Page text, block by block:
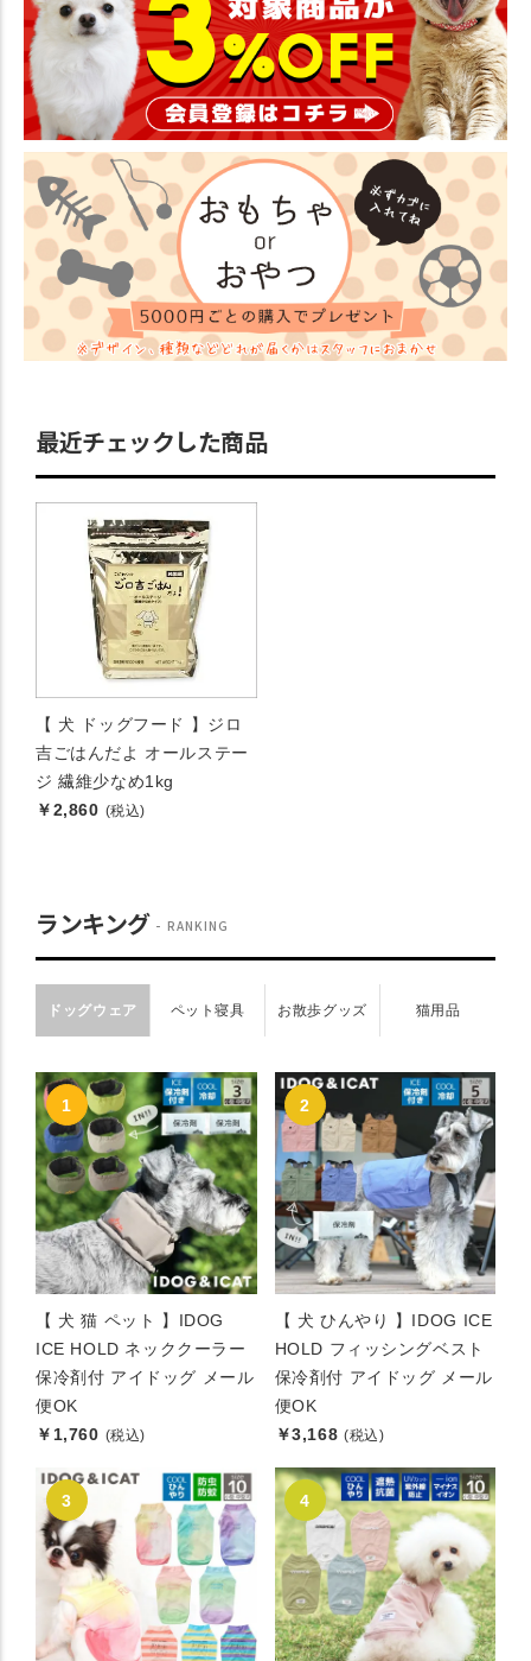
最近チェックした商品
【 犬 ドッグフード 】ジロ
吉ごはんだよ オールステー
ジ 繊維少なめ1kg
￥2,860 (税込)
ランキング RANKING
ドッグウェア ペット寝具 お散歩グッズ 猫用品
【 犬 猫 ペット 】IDOG
ICE HOLD ネッククーラー
保冷剤付 アイドッグ メール
便OK
￥1,760 (税込)
【 犬 ひんやり 】IDOG ICE
HOLD フィッシングベスト
保冷剤付 アイドッグ メール
便OK
￥3,168 (税込)